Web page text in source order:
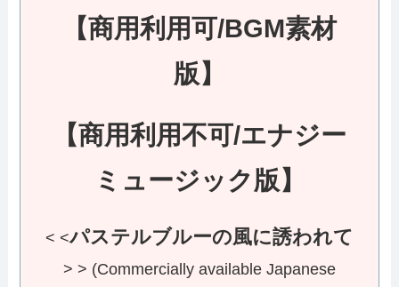
【商用利用可/BGM素材
版】
【商用利用不可/エナジー
ミュージック版】
< <パステルブルーの風に誘われて
> > (Commercially available Japanese